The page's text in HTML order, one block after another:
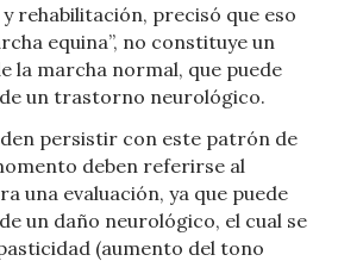
rehabilitación, precisó que eso
equina”, no constituye un
la marcha normal, que puede
un trastorno neurológico.
persistir con este patrón de
deben referirse al
una evaluación, ya que puede
un daño neurológico, el cual se
(aumento del tono